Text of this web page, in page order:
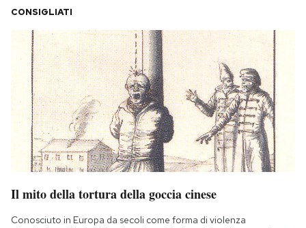
CONSIGLIATI
Il mito della tortura della goccia cinese
Conosciuto in Europa da secoli come forma di violenza